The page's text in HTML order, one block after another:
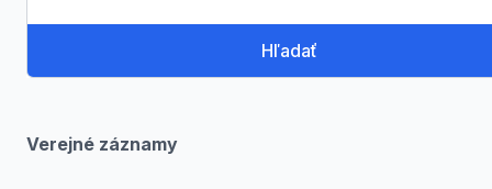
Hľadať
Verejné záznamy